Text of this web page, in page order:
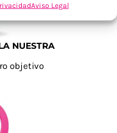
Aviso Legal
NUESTRA
objetivo